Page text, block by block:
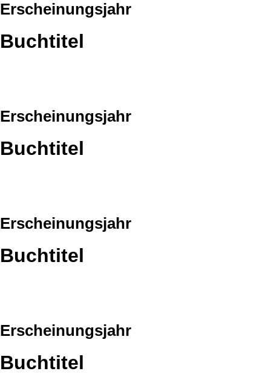
Erscheinungsjahr
Buchtitel
Erscheinungsjahr
Buchtitel
Erscheinungsjahr
Buchtitel
Erscheinungsjahr
Buchtitel